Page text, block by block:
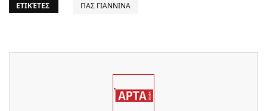
ΕΤΙΚΈΤΕΣ ΠΑΣ ΓΙΑΝΝΙΝΑ